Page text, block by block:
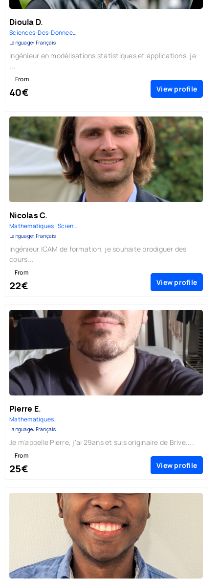
Dioula D.
Sciences-Des-Donnees | Mathema...
Language: Français
Ingénieur en modélisations statistiques et applications, je
...
From
40€ View profile
Nicolas C.
Mathematiques | Sciences-Physi...
Language: Français
Ingénieur ICAM de formation, je souhaite prodiguer des
cours...
From
22€ View profile
Pierre E.
Mathematiques |
Language: Français
Je m'appelle Pierre, j'ai 29ans et suis originaire de Brive....
From
25€ View profile